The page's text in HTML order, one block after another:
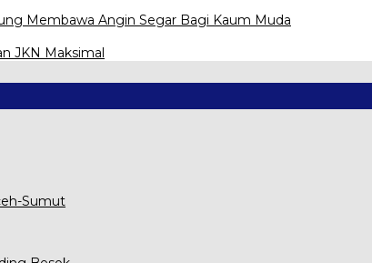
Membawa Angin Segar Bagi Kaum Muda
JKN Maksimal
Sumut